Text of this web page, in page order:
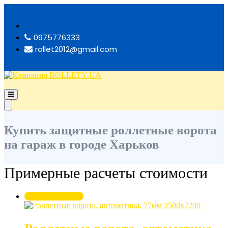
содержимому
0975776333
rollet2012@gmail.com
Компания ROLLETY-UA
Основное
меню
для
меню
ПК
Купить защитные роллетные ворота
на гараж в городе Харьков
Примерные расчеты стоимости